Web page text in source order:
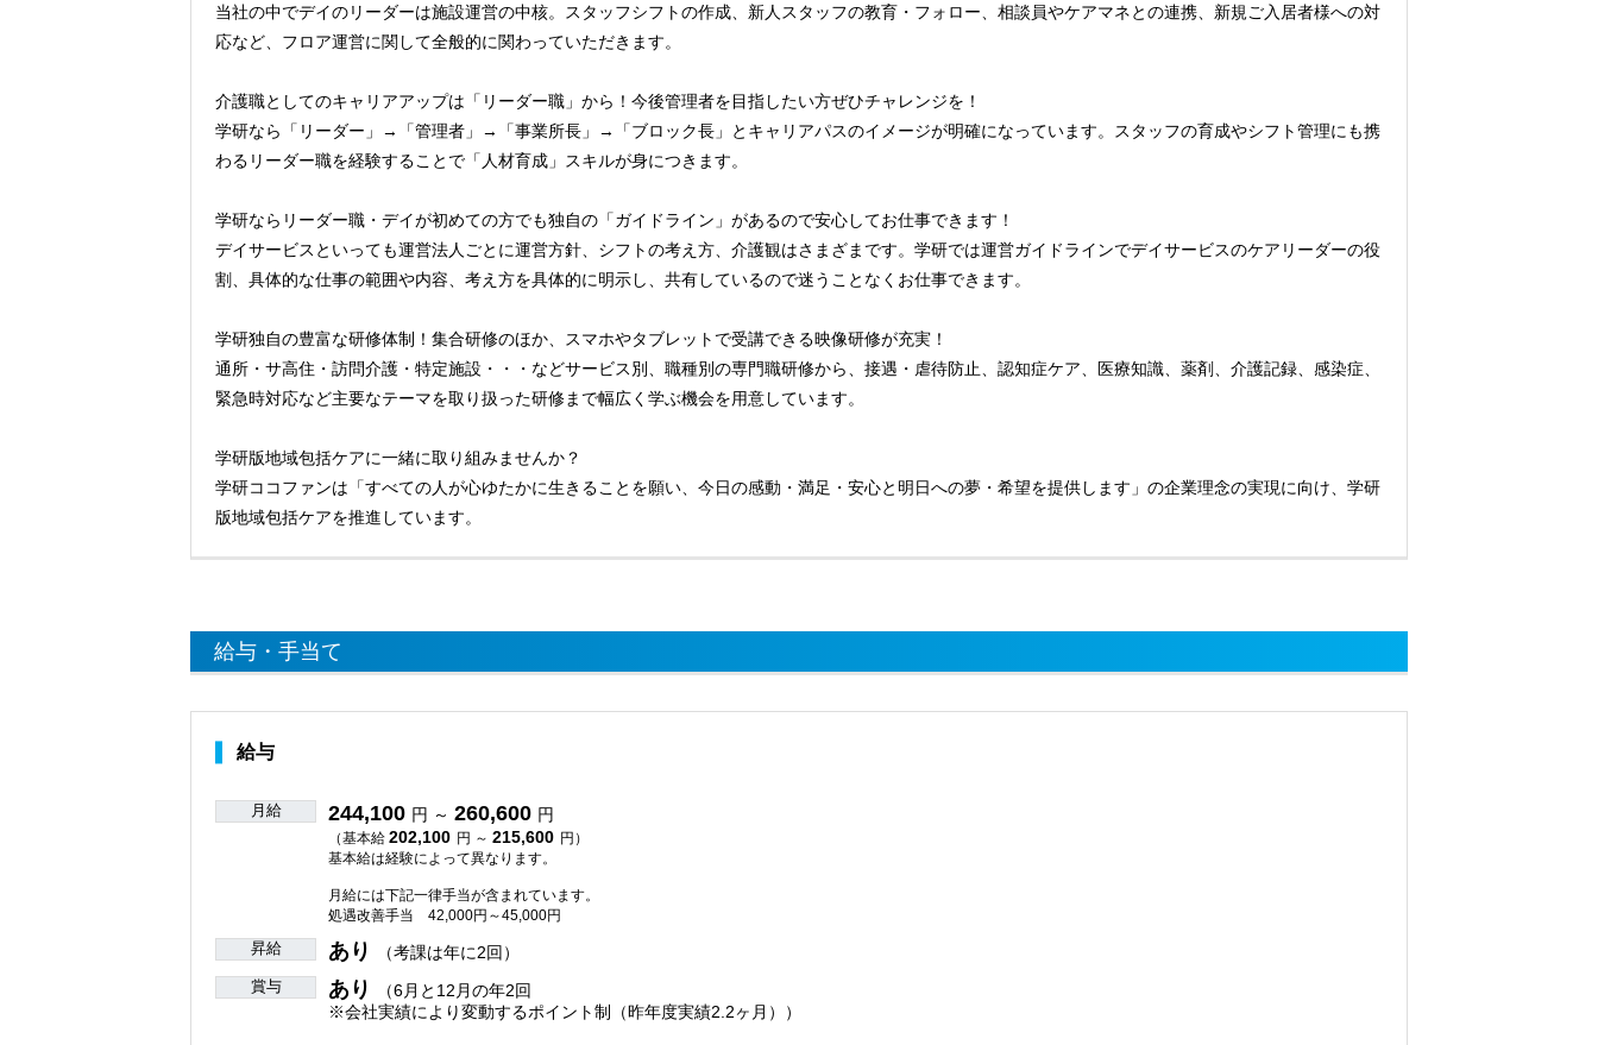
当社の中でデイのリーダーは施設運営の中核。スタッフシフトの作成、新人スタッフの教育・フォロー、相談員やケアマネとの連携、新規ご入居者様への対
応など、フロア運営に関して全般的に関わっていただきます。
介護職としてのキャリアアップは「リーダー職」から！今後管理者を目指したい方ぜひチャレンジを！
学研なら「リーダー」→「管理者」→「事業所長」→「ブロック長」とキャリアパスのイメージが明確になっています。スタッフの育成やシフト管理にも携
わるリーダー職を経験することで「人材育成」スキルが身につきます。
学研ならリーダー職・デイが初めての方でも独自の「ガイドライン」があるので安心してお仕事できます！
デイサービスといっても運営法人ごとに運営方針、シフトの考え方、介護観はさまざまです。学研では運営ガイドラインでデイサービスのケアリーダーの役
割、具体的な仕事の範囲や内容、考え方を具体的に明示し、共有しているので迷うことなくお仕事できます。
学研独自の豊富な研修体制！集合研修のほか、スマホやタブレットで受講できる映像研修が充実！
通所・サ高住・訪問介護・特定施設・・・などサービス別、職種別の専門職研修から、接遇・虐待防止、認知症ケア、医療知識、薬剤、介護記録、感染症、
緊急時対応など主要なテーマを取り扱った研修まで幅広く学ぶ機会を用意しています。
学研版地域包括ケアに一緒に取り組みませんか？
学研ココファンは「すべての人が心ゆたかに生きることを願い、今日の感動・満足・安心と明日への夢・希望を提供します」の企業理念の実現に向け、学研
版地域包括ケアを推進しています。
給与・手当て
給与
月給 244,100 円 ～ 260,600 円
（基本給 202,100 円 ～ 215,600 円）
基本給は経験によって異なります。
月給には下記一律手当が含まれています。
処遇改善手当 42,000円～45,000円
昇給 あり （考課は年に2回）
賞与 あり
（6月と12月の年2回
※会社実績により変動するポイント制（昨年度実績2.2ヶ月））